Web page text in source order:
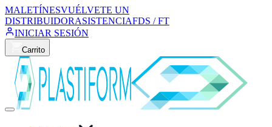
MALETÍNESVUÉLVETE UN
DISTRIBUIDORASISTENCIAFDS / FT
INICIAR SESIÓN
Carrito